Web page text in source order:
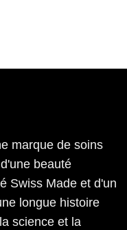
marque de soins
beauté
Swiss Made et d'un
longue histoire
science et la